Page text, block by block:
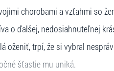
chorobami a vzťahmi so
o ďalšej, nedosiahnuteľnej
oženiť, trpí, že si vybral
šťastie mu uniká.